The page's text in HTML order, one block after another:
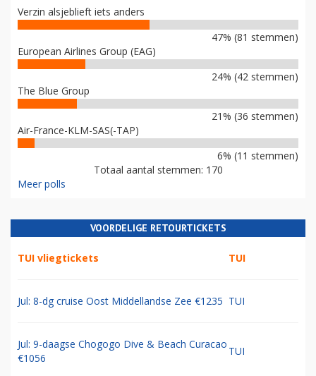
Verzin alsjeblieft iets anders
47% (81 stemmen)
European Airlines Group (EAG)
24% (42 stemmen)
The Blue Group
21% (36 stemmen)
Air-France-KLM-SAS(-TAP)
6% (11 stemmen)
Totaal aantal stemmen: 170
Meer polls
VOORDELIGE RETOURTICKETS
TUI vliegtickets TUI
Jul: 8-dg cruise Oost Middellandse Zee €1235 TUI
Jul: 9-daagse Chogogo Dive & Beach Curacao
€1056
TUI